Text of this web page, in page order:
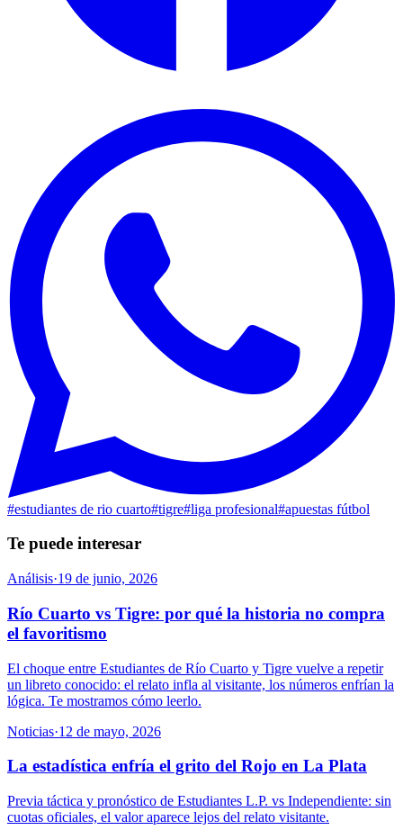
#estudiantes de rio cuarto#tigre#liga profesional#apuestas fútbol
Te puede interesar
Análisis·19 de junio, 2026
Río Cuarto vs Tigre: por qué la historia no compra
el favoritismo
El choque entre Estudiantes de Río Cuarto y Tigre vuelve a repetir
un libreto conocido: el relato infla al visitante, los números enfrían la
lógica. Te mostramos cómo leerlo.
Noticias·12 de mayo, 2026
La estadística enfría el grito del Rojo en La Plata
Previa táctica y pronóstico de Estudiantes L.P. vs Independiente: sin
cuotas oficiales, el valor aparece lejos del relato visitante.